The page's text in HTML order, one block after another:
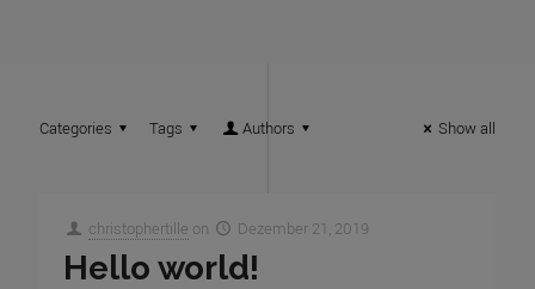
Categories Tags Authors Show all
christophertille on Dezember 21, 2019
Hello world!